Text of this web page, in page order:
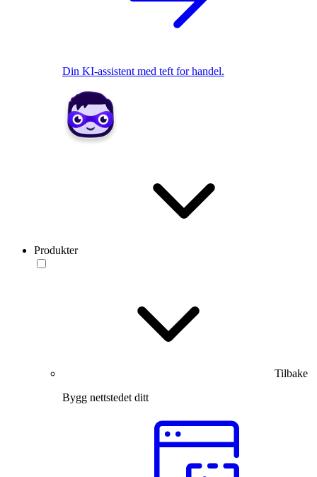
Din KI-assistent med teft for handel.
Produkter
Tilbake
Bygg nettstedet ditt